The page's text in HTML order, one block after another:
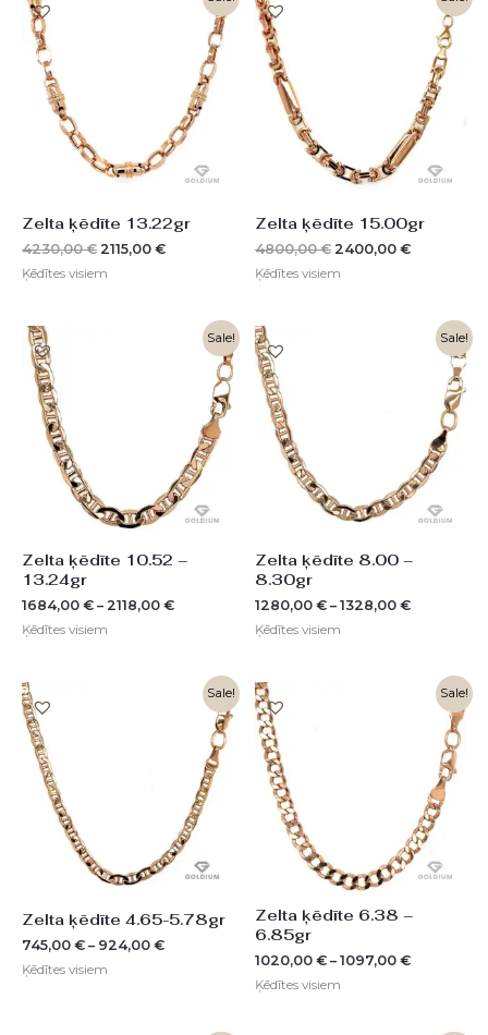
Zelta ķēdīte 13.22gr
4230,00€ 2115,00 €
2115,00 €.
Ķēdītes visiem
Zelta ķēdīte 15.00gr
4800,00€ 2400,00 €
price
2400,00 €.
Ķēdītes visiem
Sale!
Zelta ķēdīte 10.52 –
13.24gr
1684,00 € – 2118,00 €
Ķēdītes visiem
Sale!
Zelta ķēdīte 8.00 –
8.30gr
1280,00 € – 1328,00 €
Ķēdītes visiem
Sale!
Zelta ķēdīte 4.65-5.78gr
745,00 € – 924,00 €
Ķēdītes visiem
Sale!
Zelta ķēdīte 6.38 –
6.85gr
1020,00 € – 1097,00 €
Ķēdītes visiem